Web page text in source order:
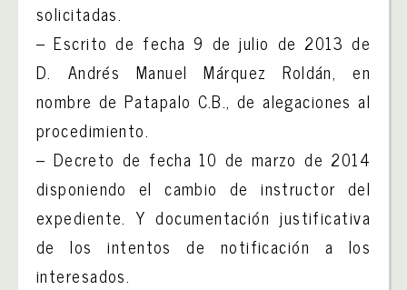
solicitadas.
– Escrito de fecha 9 de julio de 2013 de
D. Andrés Manuel Márquez Roldán, en
nombre de Patapalo C.B., de alegaciones al
procedimiento.
– Decreto de fecha 10 de marzo de 2014
disponiendo el cambio de instructor del
expediente. Y documentación justificativa
de los intentos de notificación a los
interesados.